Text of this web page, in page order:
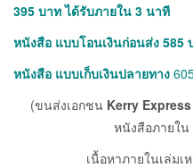
395 บาท ได้รับภายใน 3 นาที
หนังสือ แบบโอนเงินก่อนส่ง 585
หนังสือ แบบเก็บเงินปลายทาง
(ขนส่งเอกชน Kerry Express
หนังสือภายใน
เนื้อหาภายในเล่ม